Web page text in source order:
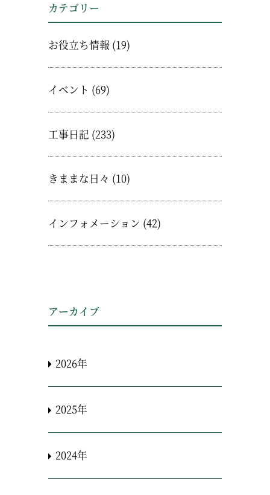
カテゴリー
お役立ち情報 (19)
イベント (69)
工事日記 (233)
きままな日々 (10)
インフォメーション (42)
アーカイブ
2026年
2025年
2024年